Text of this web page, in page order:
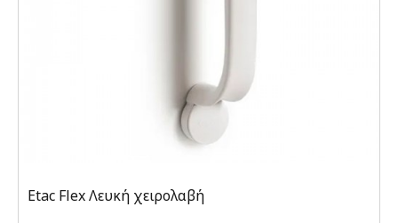
Etac Flex Λευκή χειρολαβή